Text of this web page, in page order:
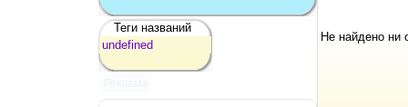
Теги названий
undefined
Не найдено ни